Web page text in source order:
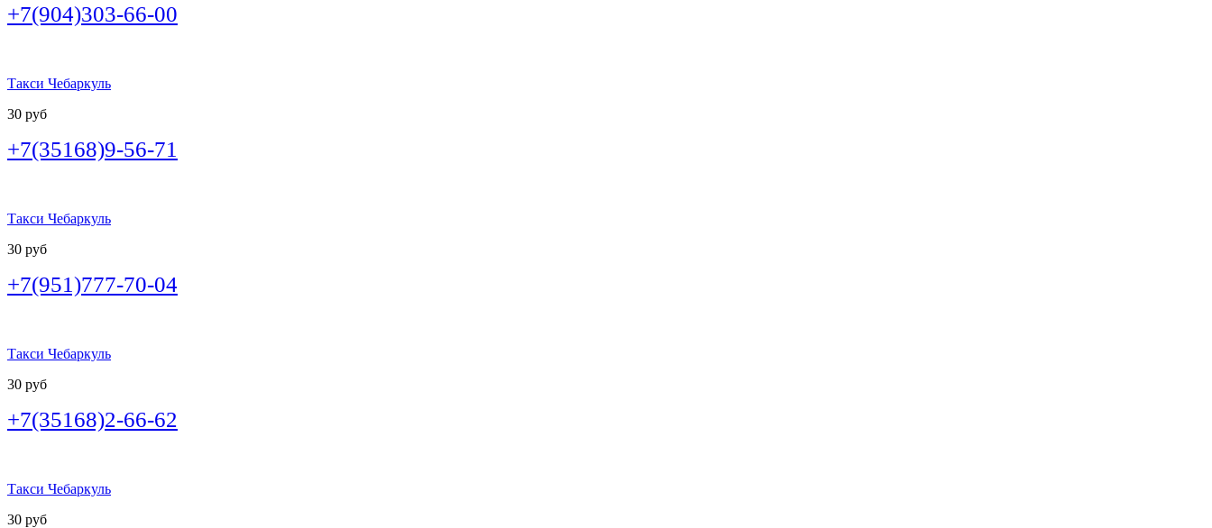
+7(904)303-66-00
Такси Чебаркуль
30 руб
+7(35168)9-56-71
Такси Чебаркуль
30 руб
+7(951)777-70-04
Такси Чебаркуль
30 руб
+7(35168)2-66-62
Такси Чебаркуль
30 руб